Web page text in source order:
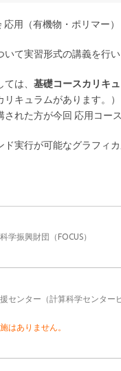
用（有機物・ポリマー）
て実習形式の講義を行い
ては、基礎コースカリキ
リキュラムがあります。
れた方が今回 応用コー
実行が可能なグラフィ
振興財団（FOCUS）
センター（計算科学センタ
はありません。